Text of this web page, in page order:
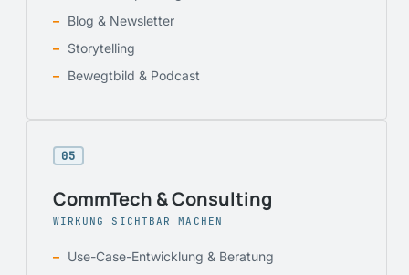
Blog & Newsletter
Storytelling
Bewegtbild & Podcast
05
CommTech & Consulting
WIRKUNG SICHTBAR MACHEN
Use-Case-Entwicklung & Beratung